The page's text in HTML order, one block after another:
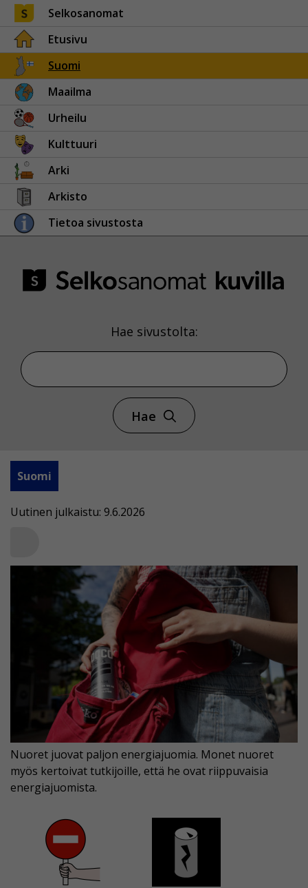
Selkosanomat
Etusivu
Suomi
Maailma
Urheilu
Kulttuuri
Arki
Arkisto
Tietoa sivustosta
Hae sivustolta:
Hae
Suomi
Uutinen julkaistu: 9.6.2026
Nuoret juovat paljon energiajuomia. Monet nuoret
myös kertoivat tutkijoille, että he ovat riippuvaisia
energiajuomista.